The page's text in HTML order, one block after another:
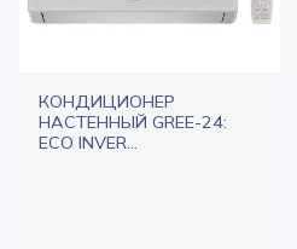
КОНДИЦИОНЕР
НАСТЕННЫЙ GREE-24:
ECO INVER...